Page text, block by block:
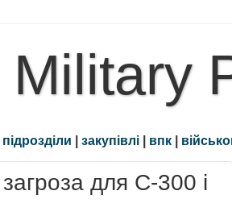
підрозділи | закупівлі | впк |
для С-300 і